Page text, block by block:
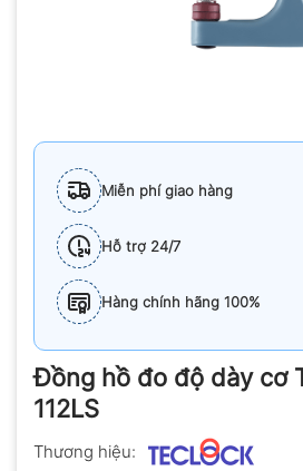
Miễn phí giao hàng
Hỗ trợ 24/7
Hàng chính hãng 100%
Đồng hồ đo độ dày cơ
112LS
Thương hiệu: